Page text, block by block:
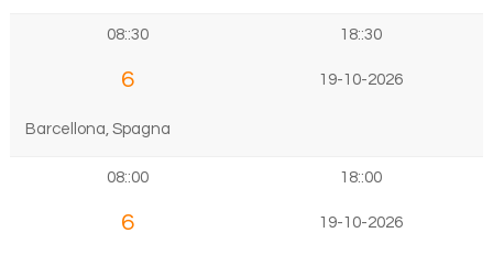
08::30 18::30
6 19-10-2026
Barcellona, Spagna
08::00 18::00
6 19-10-2026